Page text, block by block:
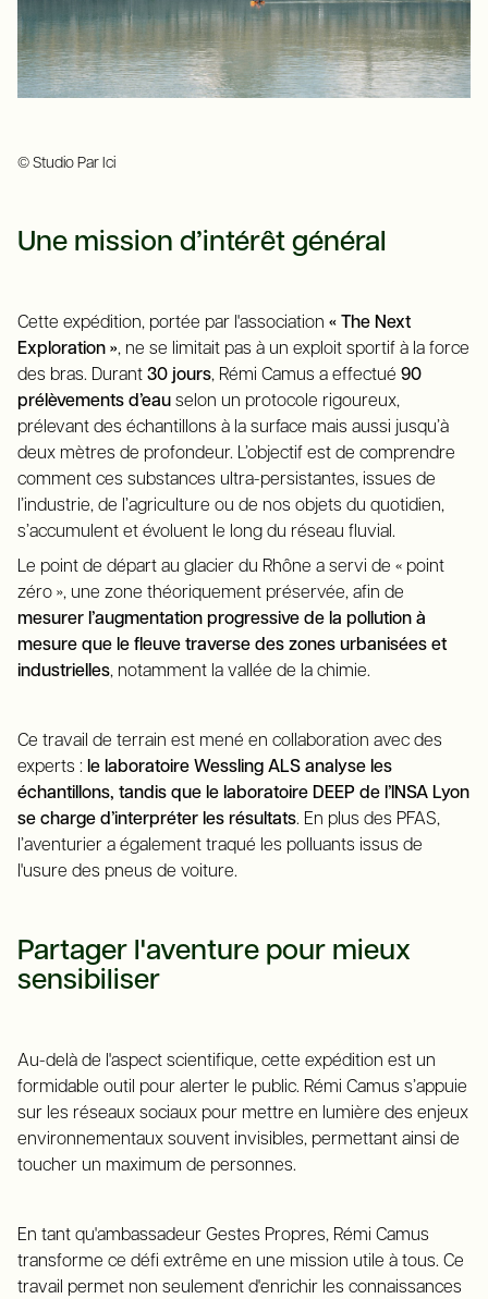
© Studio Par Ici
Une mission d’intérêt général
Cette expédition, portée par l'association « The Next
Exploration », ne se limitait pas à un exploit sportif à la force
des bras. Durant 30 jours, Rémi Camus a effectué 90
prélèvements d’eau selon un protocole rigoureux,
prélevant des échantillons à la surface mais aussi jusqu’à
deux mètres de profondeur. L’objectif est de comprendre
comment ces substances ultra-persistantes, issues de
l’industrie, de l’agriculture ou de nos objets du quotidien,
s’accumulent et évoluent le long du réseau fluvial.
Le point de départ au glacier du Rhône a servi de « point
zéro », une zone théoriquement préservée, afin de
mesurer l’augmentation progressive de la pollution à
mesure que le fleuve traverse des zones urbanisées et
industrielles, notamment la vallée de la chimie.
Ce travail de terrain est mené en collaboration avec des
experts : le laboratoire Wessling ALS analyse les
échantillons, tandis que le laboratoire DEEP de l’INSA Lyon
se charge d’interpréter les résultats. En plus des PFAS,
l’aventurier a également traqué les polluants issus de
l'usure des pneus de voiture.
Partager l'aventure pour mieux
sensibiliser
Au-delà de l'aspect scientifique, cette expédition est un
formidable outil pour alerter le public. Rémi Camus s’appuie
sur les réseaux sociaux pour mettre en lumière des enjeux
environnementaux souvent invisibles, permettant ainsi de
toucher un maximum de personnes.
En tant qu'ambassadeur Gestes Propres, Rémi Camus
transforme ce défi extrême en une mission utile à tous. Ce
travail permet non seulement d'enrichir les connaissances